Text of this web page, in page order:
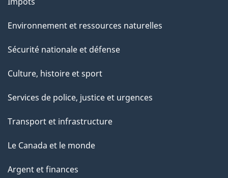
Environnement et ressources naturelles
Sécurité nationale et défense
Culture, histoire et sport
Services de police, justice et urgences
Transport et infrastructure
Le Canada et le monde
Argent et finances